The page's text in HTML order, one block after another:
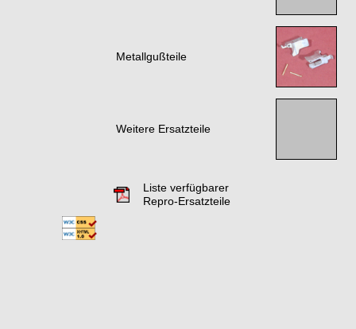
Metallgußteile
Weitere Ersatzteile
Liste verfügbarer
Repro-Ersatzteile